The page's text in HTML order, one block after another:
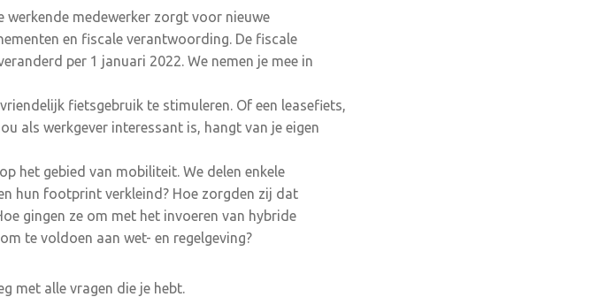
medewerker zorgt voor nieuwe
en fiscale verantwoording. De fiscale
per 1 januari 2022. We nemen je mee in
fietsgebruik te stimuleren. Of een leasefiets,
als werkgever interessant is, hangt van je eigen
het gebied van mobiliteit. We delen enkele
hun footprint verkleind? Hoe zorgden zij dat
gingen ze om met het invoeren van hybride
te voldoen aan wet- en regelgeving?
met alle vragen die je hebt.